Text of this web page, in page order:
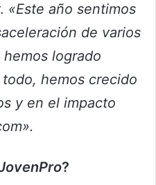
«Este año sentimos
de varios
logrado
hemos crecido
y en el impacto
?